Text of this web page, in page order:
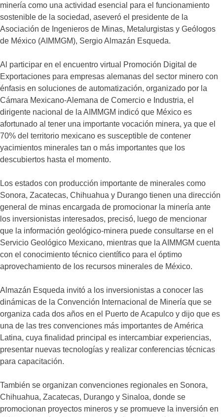
minería como una actividad esencial para el funcionamiento
sostenible de la sociedad, aseveró el presidente de la
Asociación de Ingenieros de Minas, Metalurgistas y Geólogos
de México (AIMMGM), Sergio Almazán Esqueda.
Al participar en el encuentro virtual Promoción Digital de
Exportaciones para empresas alemanas del sector minero con
énfasis en soluciones de automatización, organizado por la
Cámara Mexicano-Alemana de Comercio e Industria, el
dirigente nacional de la AIMMGM indicó que México es
afortunado al tener una importante vocación minera, ya que el
70% del territorio mexicano es susceptible de contener
yacimientos minerales tan o más importantes que los
descubiertos hasta el momento.
Los estados con producción importante de minerales como
Sonora, Zacatecas, Chihuahua y Durango tienen una dirección
general de minas encargada de promocionar la minería ante
los inversionistas interesados, precisó, luego de mencionar
que la información geológico-minera puede consultarse en el
Servicio Geológico Mexicano, mientras que la AIMMGM cuenta
con el conocimiento técnico científico para el óptimo
aprovechamiento de los recursos minerales de México.
Almazán Esqueda invitó a los inversionistas a conocer las
dinámicas de la Convención Internacional de Minería que se
organiza cada dos años en el Puerto de Acapulco y dijo que es
una de las tres convenciones más importantes de América
Latina, cuya finalidad principal es intercambiar experiencias,
presentar nuevas tecnologías y realizar conferencias técnicas
para capacitación.
También se organizan convenciones regionales en Sonora,
Chihuahua, Zacatecas, Durango y Sinaloa, donde se
promocionan proyectos mineros y se promueve la inversión en